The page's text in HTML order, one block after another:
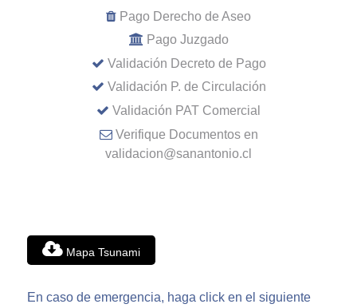
Pago Derecho de Aseo
Pago Juzgado
Validación Decreto de Pago
Validación P. de Circulación
Validación PAT Comercial
Verifique Documentos en
validacion@sanantonio.cl
Mapa Tsunami
En caso de emergencia, haga click en el siguiente